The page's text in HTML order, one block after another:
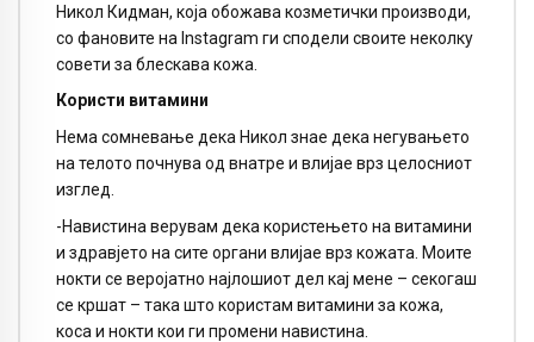
Никол Кидман, која обожава козметички производи,
со фановите на Instagram ги сподели своите неколку
совети за блескава кожа.
Користи витамини
Нема сомневање дека Никол знае дека негувањето
на телото почнува од внатре и влијае врз целосниот
изглед.
-Навистина верувам дека користењето на витамини
и здравјето на сите органи влијае врз кожата. Моите
нокти се веројатно најлошиот дел кај мене – секогаш
се кршат – така што користам витамини за кожа,
коса и нокти кои ги промени навистина.